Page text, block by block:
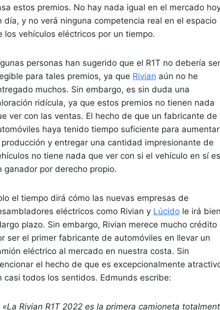
estos premios. No hay nada igual en el mercado
día, y no verá ninguna competencia real en el espacio
los vehículos eléctricos por un tiempo.
personas han sugerido que el R1T no debería ser
para tales premios, ya que Rivian aún no he
muchos. Sin embargo, es sin duda una
ridícula, ya que estos premios no tienen nada
ver con las ventas. El hecho de que un fabricante de
haya tenido tiempo suficiente para aumentar
y entregar una cantidad impresionante de
no tiene nada que ver con si el vehículo en sí es
ganador por derecho propio.
el tiempo dirá cómo las nuevas empresas de
eléctricos como Rivian y Lúcido le irá
plazo. Sin embargo, Rivian merece mucho crédito
ser el primer fabricante de automóviles en llevar un
eléctrico al mercado en nuestra costa. Sin
el hecho de que es excepcionalmente
casi todos los sentidos. Edmunds escribe:
«La Rivian R1T 2022 es la primera camioneta